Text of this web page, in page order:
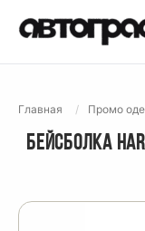
Главная Промо
БЕЙСБОЛКА